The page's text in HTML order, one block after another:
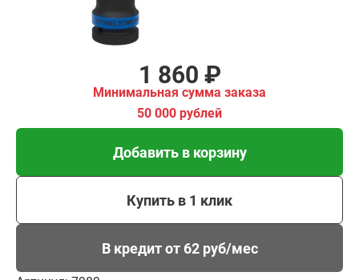
1 860 ₽
Минимальная сумма заказа
50 000 рублей
Добавить в корзину
Купить в 1 клик
В кредит от 62 руб/мес
В кредит от 62 руб/мес